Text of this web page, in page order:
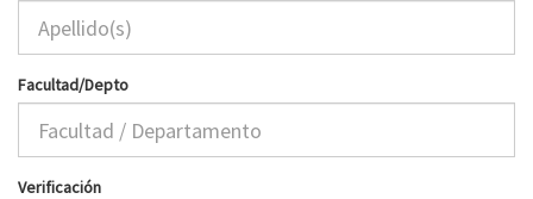
Facultad/Depto
Verificación